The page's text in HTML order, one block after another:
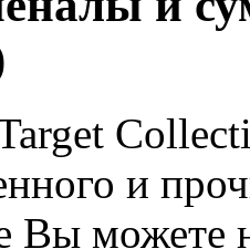
и
Вы можете